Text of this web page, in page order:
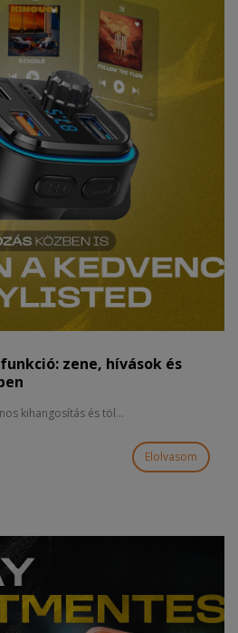
zene, hívások és
kihangosítás és töl...
Elolvasom